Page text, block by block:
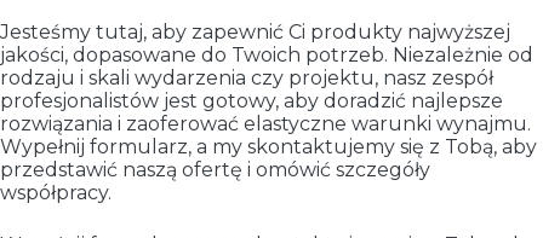
Jesteśmy tutaj, aby zapewnić Ci produkty najwyższej
jakości, dopasowane do Twoich potrzeb. Niezależnie od
rodzaju i skali wydarzenia czy projektu, nasz zespół
profesjonalistów jest gotowy, aby doradzić najlepsze
rozwiązania i zaoferować elastyczne warunki wynajmu.
Wypełnij formularz, a my skontaktujemy się z Tobą, aby
przedstawić naszą ofertę i omówić szczegóły
współpracy.